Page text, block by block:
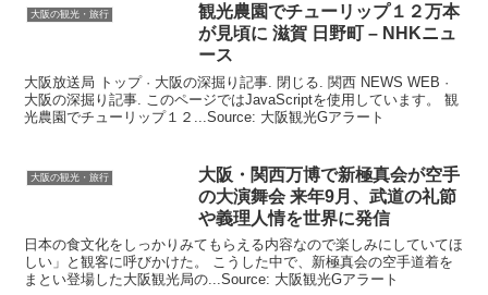
大阪の観光・旅行 観光農園でチューリップ１２万本
が見頃に 滋賀 日野町 – NHKニュ
ース
大阪放送局 トップ · 大阪の深掘り記事. 閉じる. 関西 NEWS WEB ·
大阪の深掘り記事. このページではJavaScriptを使用しています。 観
光農園でチューリップ１２...Source: 大阪観光Gアラート
大阪の観光・旅行 大阪 ・関西万博で新極真会が空手
の大演舞会 来年9月、武道の礼節
や義理人情を世界に発信
日本の食文化をしっかりみてもらえる内容なので楽しみにしていてほ
しい」と観客に呼びかけた。 こうした中で、新極真会の空手道着を
まとい登場した大阪観光局の...Source: 大阪観光Gアラート